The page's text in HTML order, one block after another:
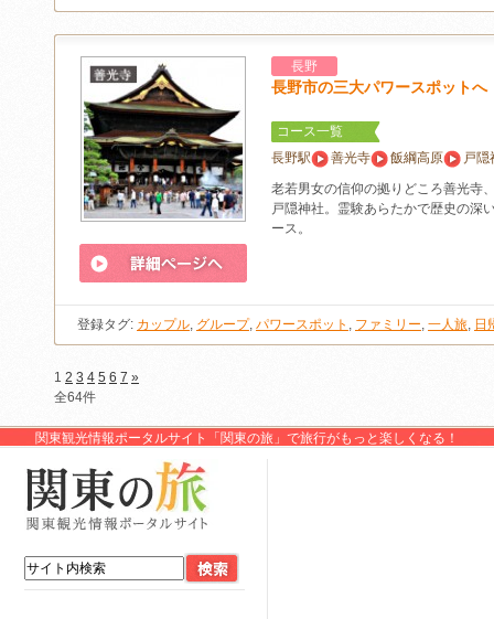
長野
長野市の三大パワースポットへ
コース一覧
長野駅
善光寺 飯綱高原
戸
老若男女の信仰の拠りどころ善光寺
戸隠神社。霊験あらたかで歴史の深
ース。
登録タグ: カップル, グループ, パワースポット , ファミリー, 一人旅, 日
1 2 3 4 5 6 7 »
全64件
関東観光情報ポータルサイト「関東の旅」で旅行がもっと楽しくなる！